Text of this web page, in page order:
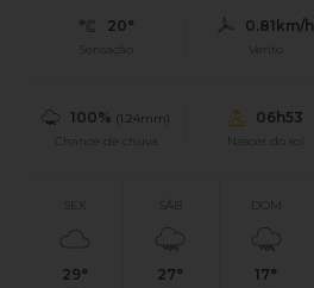
20°
Sensação
0.81km/h
Vento
100% (1.24mm)
Chance de chuva
06h53
Nascer do sol
SEX
29°
SÁB
27°
DOM
17°